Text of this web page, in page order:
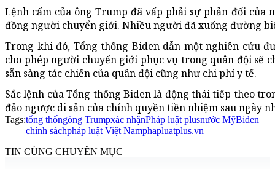
Lệnh cấm của ông Trump đã vấp phải sự phản đối của
đồng người chuyển giới. Nhiều người đã xuống đường
Trong khi đó, Tổng thống Biden dẫn một nghiên cứu
cho phép người chuyển giới phục vụ trong quân đội sẽ
sẵn sàng tác chiến của quân đội cũng như chi phí y tế.
Sắc lệnh của Tổng thống Biden là động thái tiếp theo
đảo ngược di sản của chính quyền tiền nhiệm sau ngày
Tags:tổng thốngông Trumpxác nhậnPháp luật plusnước MỹBiden
chính sáchpháp luật Việt Namphapluatplus.vn
TIN CÙNG CHUYÊN MỤC